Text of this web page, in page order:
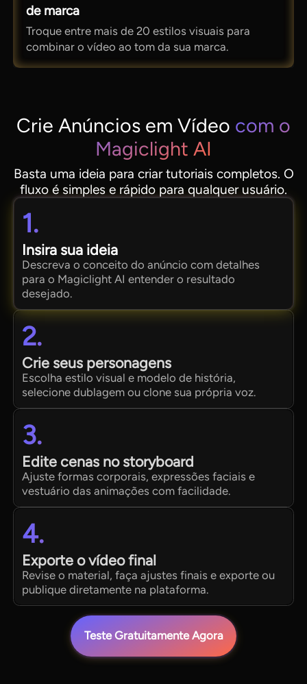
de marca
Troque entre mais de 20 estilos visuais para
combinar o vídeo ao tom da sua marca.
Crie Anúncios em Vídeo com o
Magiclight AI
Basta uma ideia para criar tutoriais completos. O
fluxo é simples e rápido para qualquer usuário.
1.
Insira sua ideia
Descreva o conceito do anúncio com detalhes
para o Magiclight AI entender o resultado
desejado.
2.
Crie seus personagens
Escolha estilo visual e modelo de história,
selecione dublagem ou clone sua própria voz.
3.
Edite cenas no storyboard
Ajuste formas corporais, expressões faciais e
vestuário das animações com facilidade.
4.
Exporte o vídeo final
Revise o material, faça ajustes finais e exporte ou
publique diretamente na plataforma.
Teste Gratuitamente Agora